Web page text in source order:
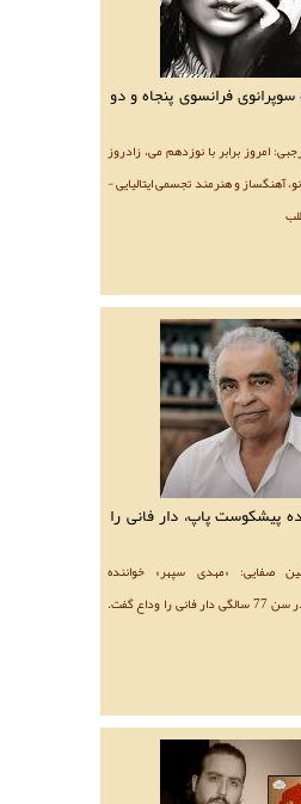
سوپرانوی فرانسوی پنجاه و دو
امروز برابر با نوزدهم می، زادروز
آهنگساز و هنرمند تجسمی ایتالیایی -
پیشکوست پاپ، دار فانی را
صفایی: «مهدی سپهر» خواننده
پیشکسوت موسیقی پاپ در سن 77 سالگی دار فانی را وداع گفت.